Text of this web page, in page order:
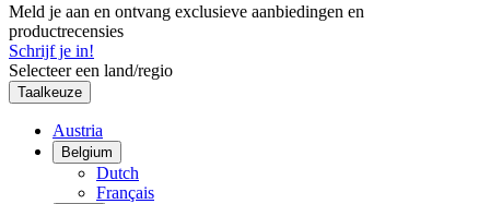
Meld je aan en ontvang exclusieve aanbiedingen en
productrecensies
Schrijf je in!
Selecteer een land/regio
Taalkeuze
Austria
Belgium
Dutch
Français